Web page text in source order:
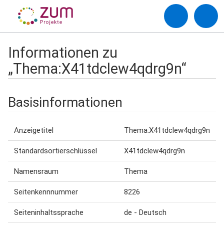
Informationen zu
„Thema:X41tdclew4qdrg9n“
Basisinformationen
Anzeigetitel Thema:X41tdclew4qdrg9n
Standardsortierschlüssel X41tdclew4qdrg9n
Namensraum Thema
Seitenkennnummer 8226
Seiteninhaltssprache de - Deutsch